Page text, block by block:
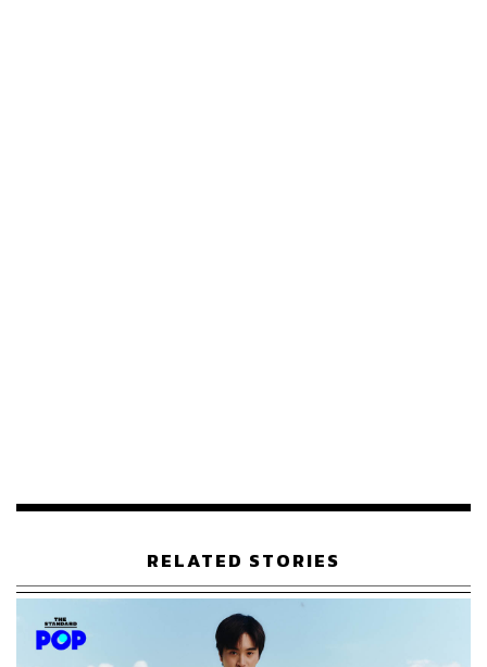
RELATED STORIES